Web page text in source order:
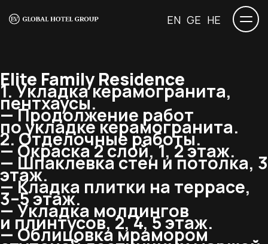
EN GE HE
Elite Family Residence
1. Укладка керамогранита,
пентхаусы.
— Продолжение работ
по укладке керамогранита.
2. Отделочные работы.
— Окраска 2 слой, 1, 2 этаж.
— Шпаклевка стен и потолка, 3
этаж.
— Кладка плитки на террасе,
3–5 этаж.
— Укладка молдингов
и плинтусов, 2, 4, 5 этаж.
— Облицовка мрамором